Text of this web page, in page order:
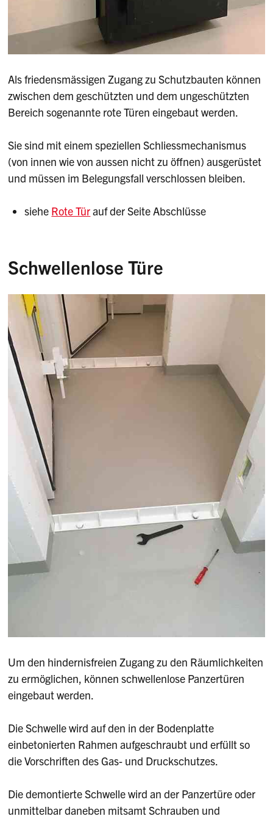
Als friedensmässigen Zugang zu Schutzbauten können
zwischen dem geschützten und dem ungeschützten
Bereich sogenannte rote Türen eingebaut werden.
Sie sind mit einem speziellen Schliessmechanismus
(von innen wie von aussen nicht zu öffnen) ausgerüstet
und müssen im Belegungsfall verschlossen bleiben.
siehe Rote Türauf der Seite Abschlüsse
Schwellenlose Türe
Um den hindernisfreien Zugang zu den Räumlichkeiten
zu ermöglichen, können schwellenlose Panzertüren
eingebaut werden.
Die Schwelle wird auf den in der Bodenplatte
einbetonierten Rahmen aufgeschraubt und erfüllt so
die Vorschriften des Gas- und Druckschutzes.
Die demontierte Schwelle wird an der Panzertüre oder
unmittelbar daneben mitsamt Schrauben und